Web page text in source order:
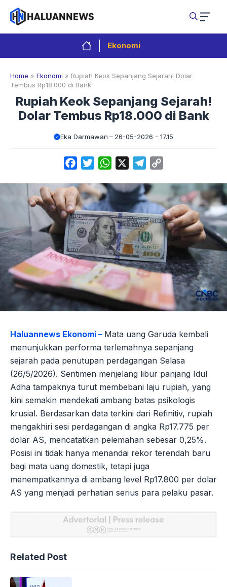
Langsung
isi
Ekonomi
Home » Ekonomi » Rupiah Keok Sepanjang Sejarah! Dolar
Tembus Rp18.000 di Bank
Rupiah Keok Sepanjang Sejarah!
Dolar Tembus Rp18.000 di Bank
Eka Darmawan 26-05-2026 - 17.15
FacebookTwitterWhatsApp Telegram
Haluannews Ekonomi – Mata uang Garuda kembali
menunjukkan performa terlemahnya sepanjang
sejarah pada penutupan perdagangan Selasa
(26/5/2026). Sentimen menjelang libur panjang Idul
Adha tampaknya turut membebani laju rupiah, yang
kini semakin mendekati ambang batas psikologis
krusial. Berdasarkan data terkini dari Refinitiv, rupiah
mengakhiri sesi perdagangan di angka Rp17.775 per
dolar AS, mencatatkan pelemahan sebesar 0,25%.
Posisi ini tidak hanya menandai rekor terendah baru
bagi mata uang domestik, tetapi juga
menempatkannya di ambang level Rp17.800 per dolar
AS yang menjadi perhatian serius para pelaku pasar.
Related Post